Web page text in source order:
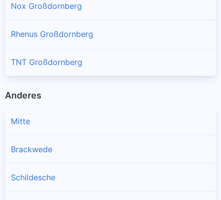
Nox Großdornberg
Rhenus Großdornberg
TNT Großdornberg
Anderes
Mitte
Brackwede
Schildesche